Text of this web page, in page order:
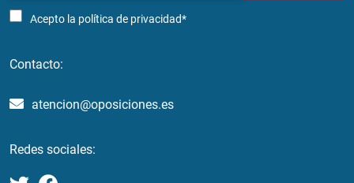
Acepto la política de privacidad*
Contacto:
atencion@oposiciones.es
Redes sociales: